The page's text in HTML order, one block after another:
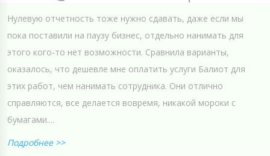
Нулевую отчетность тоже нужно сдавать, даже если мы
пока поставили на паузу бизнес, отдельно нанимать для
этого кого-то нет возможности. Сравнила варианты,
оказалось, что дешевле мне оплатить услуги Балиот для
этих работ, чем нанимать сотрудника. Они отлично
справляются, все делается вовремя, никакой мороки с
бумагами....
Подробнее >>